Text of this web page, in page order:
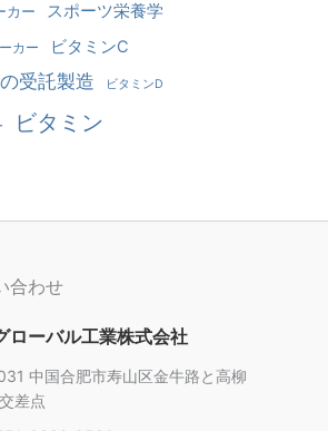
カー
スポーツ栄養学
カー ビタミンC
受託製造 ビタミンD
ビタミン
合わせ
ローバル工業株式会社
中国合肥市寿山区金牛路と高柳
差点